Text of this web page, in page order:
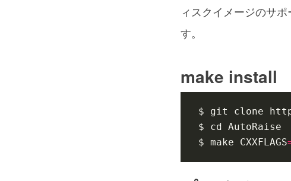
ィスクイメージのサ
す。
make install
$ cd
$ make CXXFLAGS